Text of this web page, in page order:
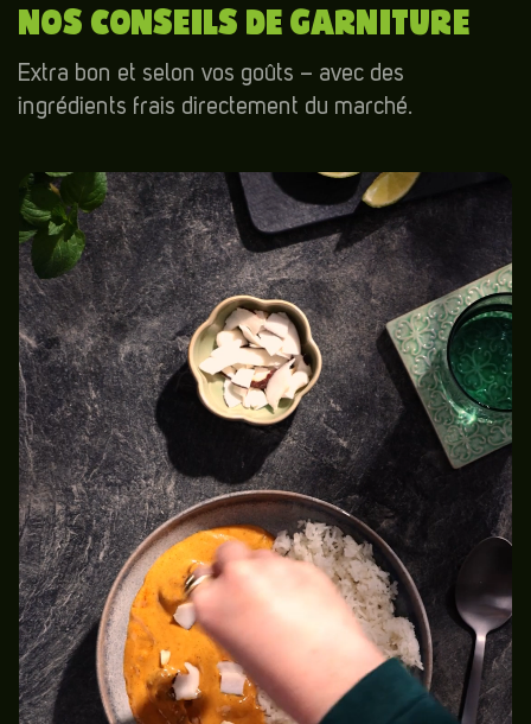
NOS CONSEILS DE GARNITURE
Extra bon et selon vos goûts – avec des
ingrédients frais directement du marché.